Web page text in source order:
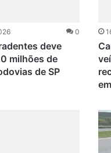
0
deve
milhões de
de SP